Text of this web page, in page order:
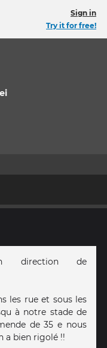
Sign in
Try it for free!
direction de
les rue et sous les
à notre stade de
de 35 e nous
a bien rigolé !!